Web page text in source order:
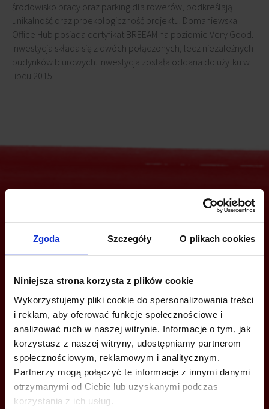
Zgoda Szczegóły O plikach cookies
Niniejsza strona korzysta z plików cookie
Wykorzystujemy pliki cookie do spersonalizowania treści
i reklam, aby oferować funkcje społecznościowe i
analizować ruch w naszej witrynie. Informacje o tym, jak
korzystasz z naszej witryny, udostępniamy partnerom
społecznościowym, reklamowym i analitycznym.
Partnerzy mogą połączyć te informacje z innymi danymi
otrzymanymi od Ciebie lub uzyskanymi podczas
korzystania z ich usług.
środowisko pracy oraz parking dla rowerów, podkreślają
unikalność oraz proekologiczność projektu. Domaniewska
Office Hub posiada certyfikat BREEAM na poziomie Very Good.
Inwestycja składa się z dwóch połączonych, lecz niezależnych
budynków biurowych. Inwestycja została oddana do użytku w
lipcu 2015.
Jesteś zainteresowany tą ofertą?
+48 22 167 04 00
info@bazabiur.pl
MOŻESZ TEŻ ZOSTAWIĆ SWÓJ NUMER, A MY SKONTAKTUJEMY SIĘ
Z TOBĄ